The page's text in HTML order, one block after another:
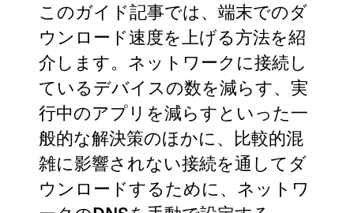
このガイド記事では、端末でのダ
ウンロード速度を上げる方法を紹
介します。ネットワークに接続し
ているデバイスの数を減らす、実
行中のアプリを減らすといった一
般的な解決策のほかに、比較的混
雑に影響されない接続を通してダ
ウンロードするために、ネットワ